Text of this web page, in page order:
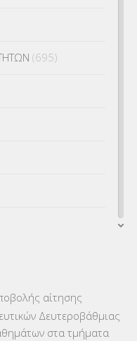
(695)
αίτησης
Δευτεροβάθμιας
στα τμήματα